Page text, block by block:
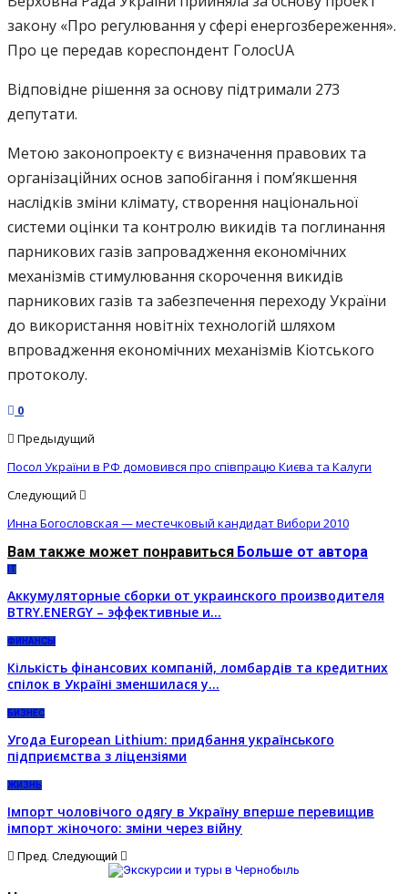
закону «Про регулювання у сфері енергозбереження».
Про це передав кореспондент ГолосUA
Відповідне рішення за основу підтримали 273
депутати.
Метою законопроекту є визначення правових та
організаційних основ запобігання і пом’якшення
наслідків зміни клімату, створення національної
системи оцінки та контролю викидів та поглинання
парникових газів запровадження економічних
механізмів стимулювання скорочення викидів
парникових газів та забезпечення переходу України
до використання новітніх технологій шляхом
впровадження економічних механізмів Кіотського
протоколу.
0
Предыдущий
Посол України в РФ домовився про співпрацю Києва та Калуги
Следующий
Инна Богословская — местечковый кандидат Вибори 2010
Вам также может понравиться Больше от автора
Аккумуляторные сборки от украинского производителя
BTRY.ENERGY – эффективные и…
ФИНАНСЫ
Кількість фінансових компаній, ломбардів та кредитних
спілок в Україні зменшилася у…
БИЗНЕС
Угода European Lithium: придбання українського
підприємства з ліцензіями
ЖИЗНЬ
Імпорт чоловічого одягу в Україну вперше перевищив
імпорт жіночого: зміни через війну
Пред. Следующий